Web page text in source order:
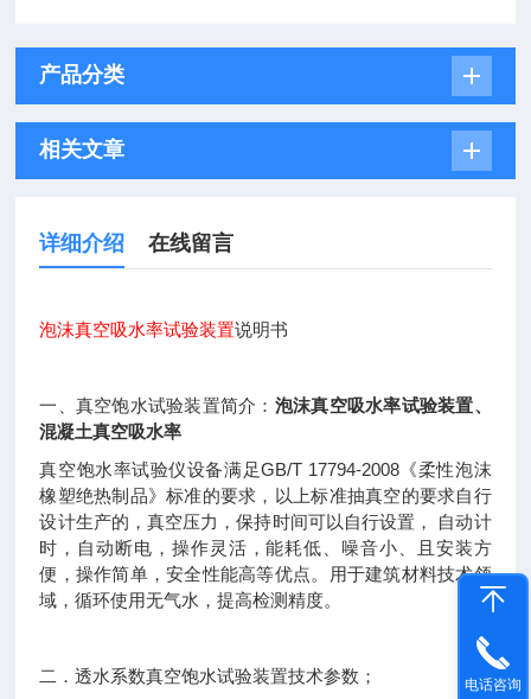
产品分类
相关文章
详细介绍 在线留言
泡沫真空吸水率试验装置说明书
一、真空饱水试验装置简介： 泡沫真空吸水率试验装置、
混凝土真空吸水率
真空饱水率试验仪设备满足GB/T 17794-2008《柔性泡沫
橡塑绝热制品》标准的要求，以上标准抽真空的要求自行
设计生产的，真空压力，保持时间可以自行设置，
自动计
时，自动断电，操作灵活，能耗低、噪音小、且安装方
便，操作简单，安全性能高等优点。用于建筑材料技术领
域，循环使用无气水，提高检测精度。
二．透水系数真空饱水试验装置技术参数； 电话咨询